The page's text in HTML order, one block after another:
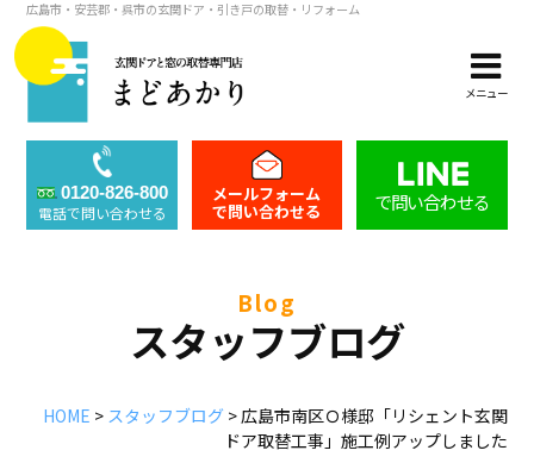
広島市・安芸郡・呉市の玄関ドア・引き戸の取替・リフォーム
メニュー
0120-826-800
電話で問い合わせる
メールフォーム
で問い合わせる で問い合わせる
blog
スタッフブログ
HOME > スタッフブログ> 広島市南区Ｏ様邸「リシェント玄関
ドア取替工事」施工例アップしました